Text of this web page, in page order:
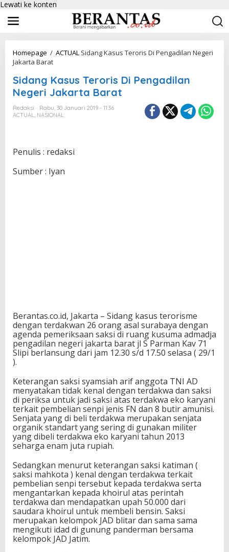
Lewati ke konten
Homepage / ACTUAL Sidang Kasus Teroris Di Pengadilan Negeri
Jakarta Barat
Sidang Kasus Teroris Di Pengadilan
Negeri Jakarta Barat
Redaksi
Rabu, 30 Januari 2019 - 11:36
ACTUAL, NASIONAL
Penulis : redaksi
Sumber : Iyan
Berantas.co.id, Jakarta – Sidang kasus terorisme
dengan terdakwan 26 orang asal surabaya dengan
agenda pemeriksaan saksi di ruang kusuma admadja
pengadilan negeri jakarta barat jl S Parman Kav 71
Slipi berlansung dari jam 12.30 s/d 17.50 selasa ( 29/1
).
Keterangan saksi syamsiah arif anggota TNI AD
menyatakan tidak kenal dengan terdakwa dan saksi
di periksa untuk jadi saksi atas terdakwa eko karyani
terkait pembelian senpi jenis FN dan 8 butir amunisi.
Senjata yang di beli terdakwa merupakan senjata
organik standart yang sering di gunakan militer
yang dibeli terdakwa eko karyani tahun 2013
seharga enam juta rupiah.
Sedangkan menurut keterangan saksi katiman (
saksi mahkota ) kenal dengan terdakwa terkait
pembelian senpi tersebut kepada terdakwa serta
mengantarkan kepada khoirul atas perintah
terdakwa dan mendapatkan upah 50.000 dari
saudara khoirul untuk membeli bensin. Saksi
merupakan kelompok JAD blitar dan sama sama
mengikuti idad di gunung panderman bersama
kelompok JAD Jatim.